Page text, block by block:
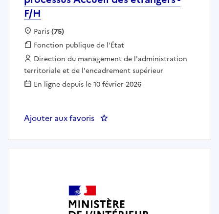
F/H
Localisation :
Paris(75)
Fonction publique :
Fonction publique de l'État
Employeur :
Direction du management de l'administration
territoriale et de l'encadrement supérieur
En ligne depuis le 10 février 2026
Ajouter aux favoris : DMATES SDATE BPATE -